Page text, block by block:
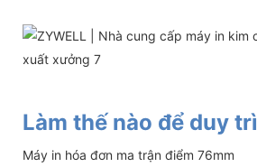
Làm thế nào để duy trì
Máy in hóa đơn ma trận điểm 76mm